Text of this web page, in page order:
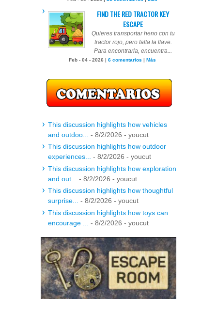
FIND THE RED TRACTOR KEY
ESCAPE
Quieres transportar heno con tu
tractor rojo, pero falta la llave.
Para encontrarla, encuentra...
Feb - 04 - 2026 | 6 comentarios | Más
This discussion highlights how vehicles
and outdoo...
- 8/2/2026 - youcut
This discussion highlights how outdoor
experiences... - 8/2/2026 - youcut
This discussion highlights how exploration
and out...
- 8/2/2026 - youcut
This discussion highlights how thoughtful
surprise... - 8/2/2026 - youcut
This discussion highlights how toys can
encourage ...
- 8/2/2026 - youcut